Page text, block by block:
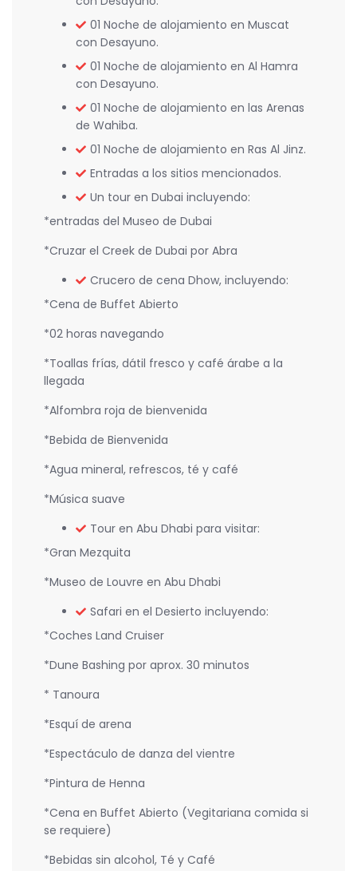
01 Noche de alojamiento en Muscat
con Desayuno.
01 Noche de alojamiento en Al Hamra
con Desayuno.
01 Noche de alojamiento en las Arenas
de Wahiba.
01 Noche de alojamiento en Ras Al Jinz.
Entradas a los sitios mencionados.
Un tour en Dubai incluyendo:
*entradas del Museo de Dubai
*Cruzar el Creek de Dubai por Abra
Crucero de cena Dhow, incluyendo:
*Cena de Buffet Abierto
*02 horas navegando
*Toallas frías, dátil fresco y café árabe a la
llegada
*Alfombra roja de bienvenida
*Bebida de Bienvenida
*Agua mineral, refrescos, té y café
*Música suave
Tour en Abu Dhabi para visitar:
*Gran Mezquita
*Museo de Louvre en Abu Dhabi
Safari en el Desierto incluyendo:
*Coches Land Cruiser
*Dune Bashing por aprox. 30 minutos
* Tanoura
*Esquí de arena
*Espectáculo de danza del vientre
*Pintura de Henna
*Cena en Buffet Abierto (Vegitariana comida si
se requiere)
*Bebidas sin alcohol, Té y Café